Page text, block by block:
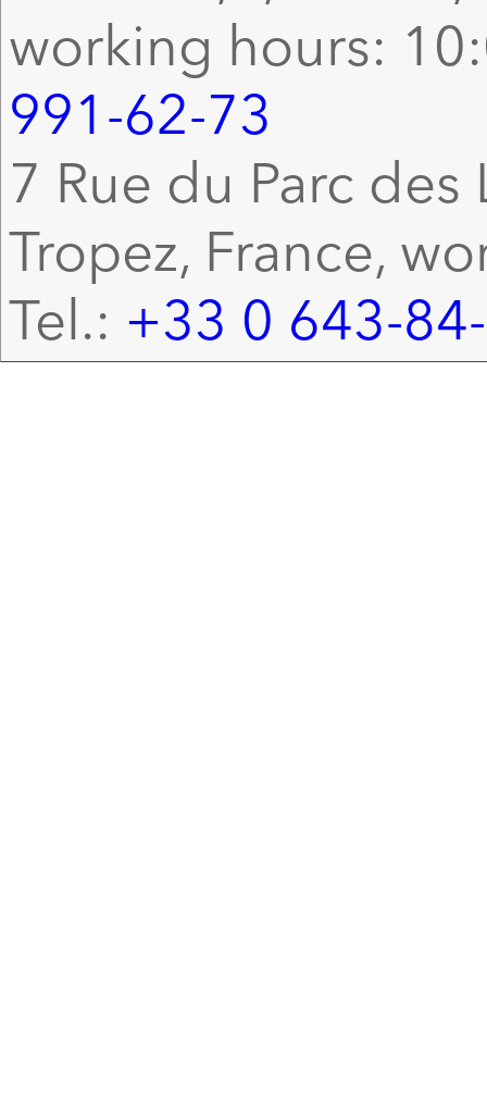
working hours:
991-62-73
7 Rue du Parc
Tropez, France,
Tel.: +33 0 643-